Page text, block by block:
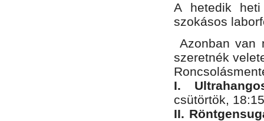
A hetedik
szokásos
Azonban van
szeretnék
I.
csütörtök,
II.